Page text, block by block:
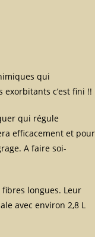
qui
c’est fini !!
qui régule
efficacement et pour
A faire soi-
longues. Leur
avec environ 2,8 L